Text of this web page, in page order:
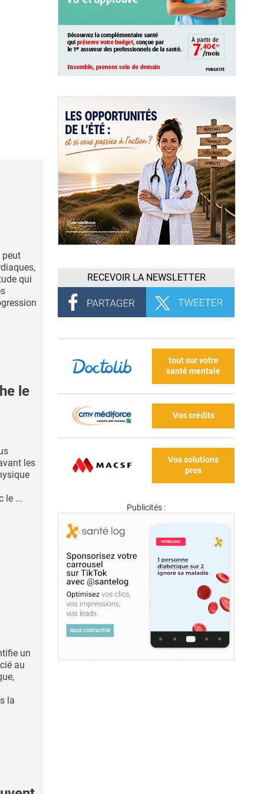
peut
qui
le
les
le ...
un
au
la
RECEVOIR LA NEWSLETTER
tout sur votre
santé mentale
Vos crédits
Vos solutions
pros
Publicités :